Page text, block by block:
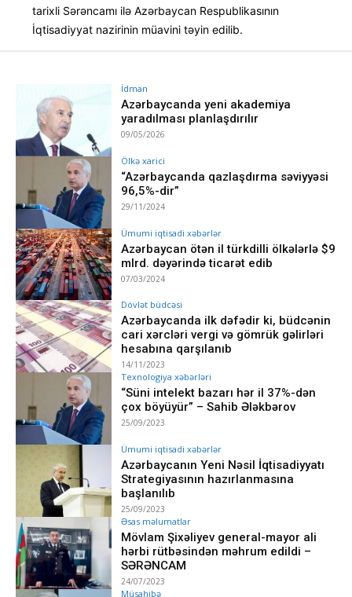
tarixli Sərəncamı ilə Azərbaycan Respublikasının
İqtisadiyyat nazirinin müavini təyin edilib.
İdman
Azərbaycanda yeni akademiya
yaradılması planlaşdırılır
09/05/2026
Ölkə xarici
“Azərbaycanda qazlaşdırma səviyyəsi
96,5%-dir”
29/11/2024
Ümumi iqtisadi xəbərlər
Azərbaycan ötən il türkdilli ölkələrlə $9
mlrd. dəyərində ticarət edib
07/03/2024
Dövlət büdcəsi
Azərbaycanda ilk dəfədir ki, büdcənin
cari xərcləri vergi və gömrük gəlirləri
hesabına qarşılanıb
14/11/2023
Texnologiya xəbərləri
“Süni intelekt bazarı hər il 37%-dən
çox böyüyür” – Sahib Ələkbərov
25/09/2023
Ümumi iqtisadi xəbərlər
Azərbaycanın Yeni Nəsil İqtisadiyyatı
Strategiyasının hazırlanmasına
başlanılıb
25/09/2023
Əsas məlumatlar
Mövlam Şixəliyev general-mayor ali
hərbi rütbəsindən məhrum edildi –
SƏRƏNCAM
24/07/2023
Müsahibə